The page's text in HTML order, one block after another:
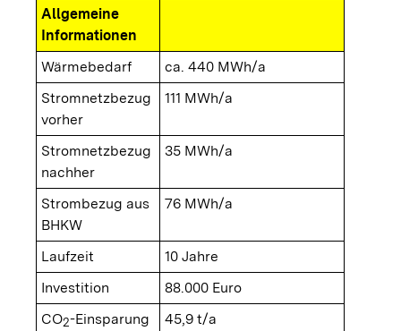
Allgemeine
Informationen
Wärmebedarf
ca. 440 MWh/a
Stromnetzbezug
vorher
111 MWh/a
Stromnetzbezug
nachher
35 MWh/a
Strombezug aus
BHKW
76 MWh/a
Laufzeit
10 Jahre
Investition
88.000 Euro
CO2-Einsparung 45,9 t/a